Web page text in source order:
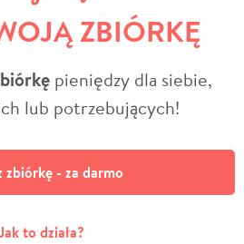
ZBIÓRKĘ
pieniędzy dla siebie,
lub potrzebujących!
zbiórkę - za darmo
to działa?